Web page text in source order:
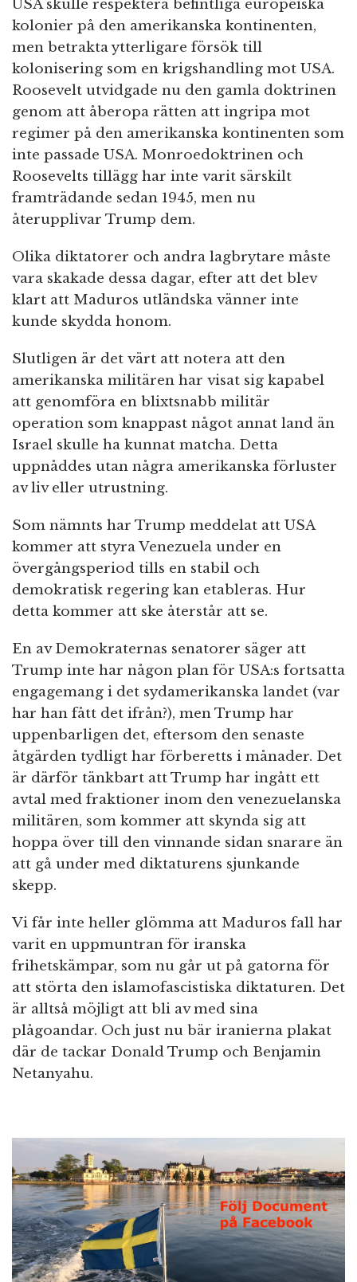
USA skulle respektera befintliga europeiska
kolonier på den amerikanska kontinenten,
men betrakta ytterligare försök till
kolonisering som en krigshandling mot USA.
Roosevelt utvidgade nu den gamla doktrinen
genom att åberopa rätten att ingripa mot
regimer på den amerikanska kontinenten som
inte passade USA. Monroedoktrinen och
Roosevelts tillägg har inte varit särskilt
framträdande sedan 1945, men nu
återupplivar Trump dem.
Olika diktatorer och andra lagbrytare måste
vara skakade dessa dagar, efter att det blev
klart att Maduros utländska vänner inte
kunde skydda honom.
Slutligen är det värt att notera att den
amerikanska militären har visat sig kapabel
att genomföra en blixtsnabb militär
operation som knappast något annat land än
Israel skulle ha kunnat matcha. Detta
uppnåddes utan några amerikanska förluster
av liv eller utrustning.
Som nämnts har Trump meddelat att USA
kommer att styra Venezuela under en
övergångsperiod tills en stabil och
demokratisk regering kan etableras. Hur
detta kommer att ske återstår att se.
En av Demokraternas senatorer säger att
Trump inte har någon plan för USA:s fortsatta
engagemang i det sydamerikanska landet (var
har han fått det ifrån?), men Trump har
uppenbarligen det, eftersom den senaste
åtgärden tydligt har förberetts i månader. Det
är därför tänkbart att Trump har ingått ett
avtal med fraktioner inom den venezuelanska
militären, som kommer att skynda sig att
hoppa över till den vinnande sidan snarare än
att gå under med diktaturens sjunkande
skepp.
Vi får inte heller glömma att Maduros fall har
varit en uppmuntran för iranska
frihetskämpar, som nu går ut på gatorna för
att störta den islamofascistiska diktaturen. Det
är alltså möjligt att bli av med sina
plågoandar. Och just nu bär iranierna plakat
där de tackar Donald Trump och Benjamin
Netanyahu.